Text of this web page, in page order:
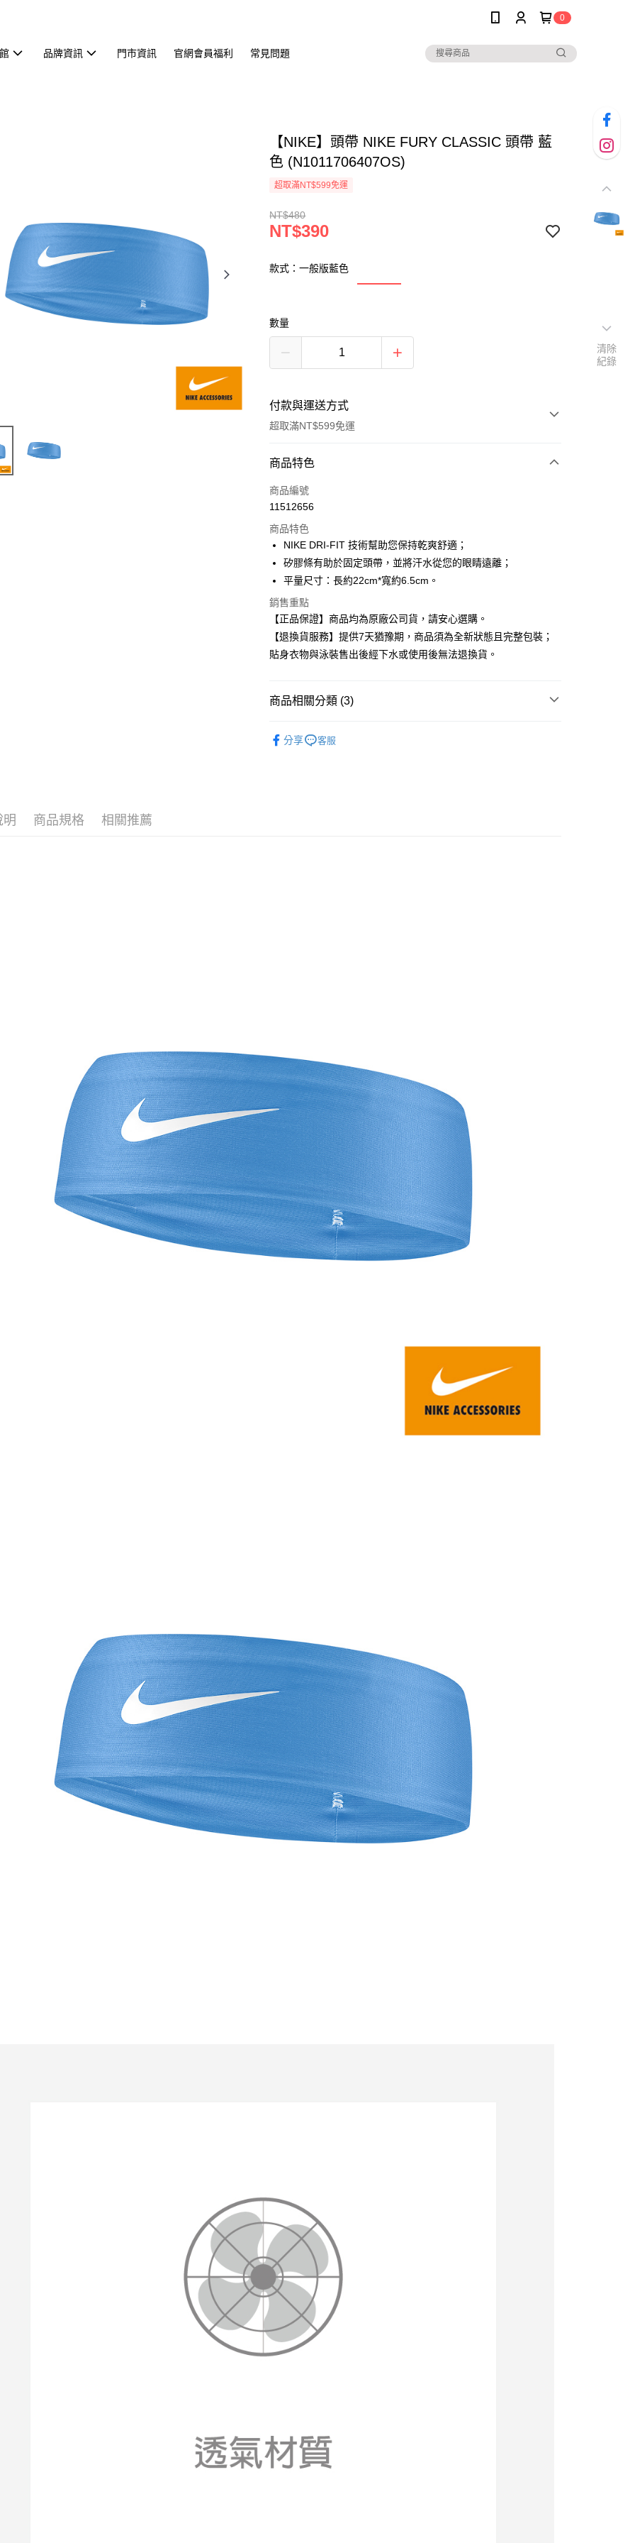
0
品牌資訊 門市資訊 官網會員福利 常見問題
【NIKE】頭帶 NIKE FURY CLASSIC 頭帶 藍
色 (N1011706407OS)
超取滿NT$599免運
NT$480
NT$390
款式：一般版藍色
數量
付款與運送方式
超取滿NT$599免運
付款方式
信用卡一次付款
Apple Pay
運送方式
全家取貨付款
每筆NT$80，滿NT$599(含以上)免運費
付款後全家取貨
7-11取貨付款
付款後7-11取貨
商品特色
商品編號
11512656
商品特色
NIKE DRI-FIT 技術幫助您保持乾爽舒適；
矽膠條有助於固定頭帶，並將汗水從您的眼睛遠離；
平量尺寸：長約22cm*寬約6.5cm。
銷售重點
【正品保證】商品均為原廠公司貨，請安心選購。
【退換貨服務】提供7天猶豫期，商品須為全新狀態且完整包裝；
貼身衣物與泳裝售出後經下水或使用後無法退換貨。
商品相關分類 (3)
分享 客服
明 商品規格 相關推薦
清除
紀錄